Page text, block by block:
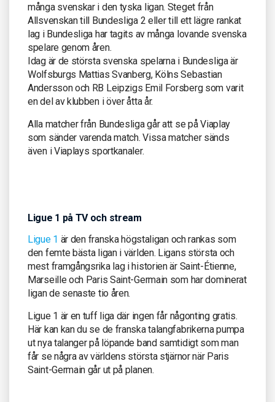
många svenskar i den tyska ligan. Steget från
Allsvenskan till Bundesliga 2 eller till ett lägre rankat
lag i Bundesliga har tagits av många lovande svenska
spelare genom åren.
Idag är de största svenska spelarna i Bundesliga är
Wolfsburgs Mattias Svanberg, Kölns Sebastian
Andersson och RB Leipzigs Emil Forsberg som varit
en del av klubben i över åtta år.
Alla matcher från Bundesliga går att se på Viaplay
som sänder varenda match. Vissa matcher sänds
även i Viaplays sportkanaler.
Ligue 1 på TV och stream
Ligue 1 är den franska högstaligan och rankas som
den femte bästa ligan i världen. Ligans största och
mest framgångsrika lag i historien är Saint-Étienne,
Marseille och Paris Saint-Germain som har dominerat
ligan de senaste tio åren.
Ligue 1 är en tuff liga där ingen får någonting gratis.
Här kan kan du se de franska talangfabrikerna pumpa
ut nya talanger på löpande band samtidigt som man
får se några av världens största stjärnor när Paris
Saint-Germain går ut på planen.